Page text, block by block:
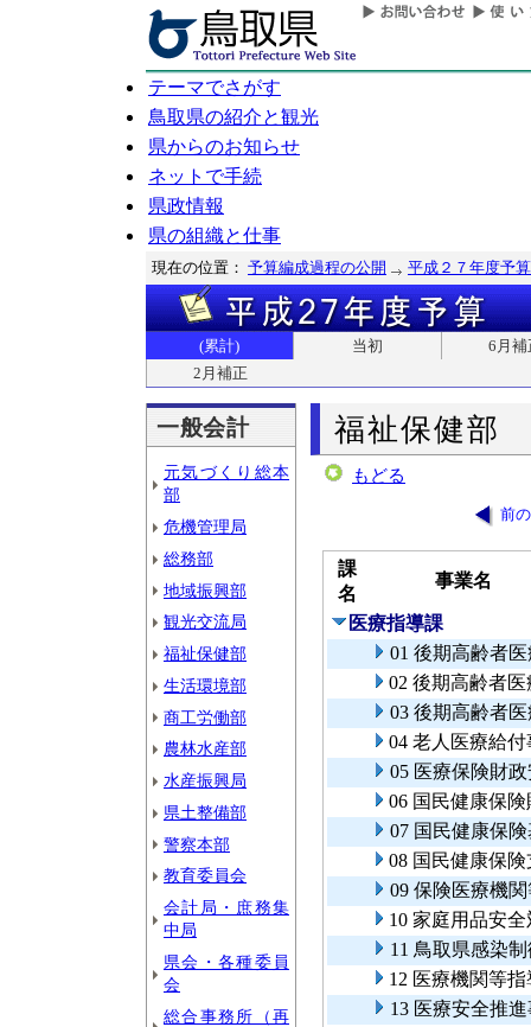
テーマでさがす
鳥取県の紹介と観光
県からのお知らせ
ネットで手続
県政情報
県の組織と仕事
現在の位置： 予算編成過程の公開 平成２７年度予算
(累計) 当初
6月補
2月補正
一般会計
元気づくり総本
部
危機管理局
総務部
地域振興部
観光交流局
福祉保健部
生活環境部
商工労働部
農林水産部
水産振興局
県土整備部
警察本部
教育委員会
会計局・庶務集
中局
県会・各種委員
会
総合事務所（再
福祉保健部
もどる
前
課
名
事業名
医療指導課
01 後期高齢者
02 後期高齢者
03 後期高齢者
04 老人医療給
05 医療保険財
06 国民健康保
07 国民健康保
08 国民健康保
09 保険医療機
10 家庭用品安
11 鳥取県感染
12 医療機関等
13 医療安全推